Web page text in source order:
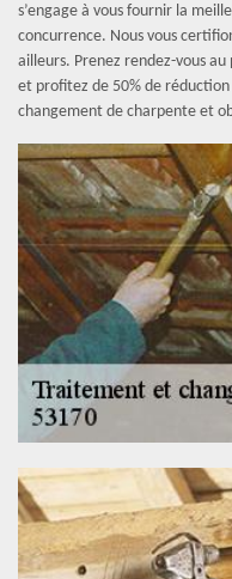
s’engage à vous fournir la
concurrence. Nous vous
ailleurs. Prenez rendez-vous
et profitez de 50% de
changement de charpente et